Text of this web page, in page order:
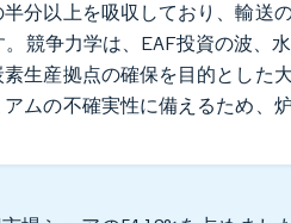
分以上を吸収しており、輸送
競争力学は、EAF投資の波、
生産拠点の確保を目的とした
ムの不確実性に備えるため、